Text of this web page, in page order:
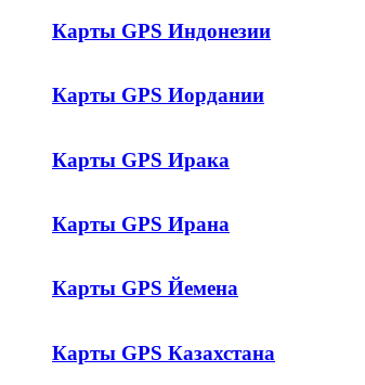
Карты GPS Индонезии
Карты GPS Иордании
Карты GPS Ирака
Карты GPS Ирана
Карты GPS Йемена
Карты GPS Казахстана